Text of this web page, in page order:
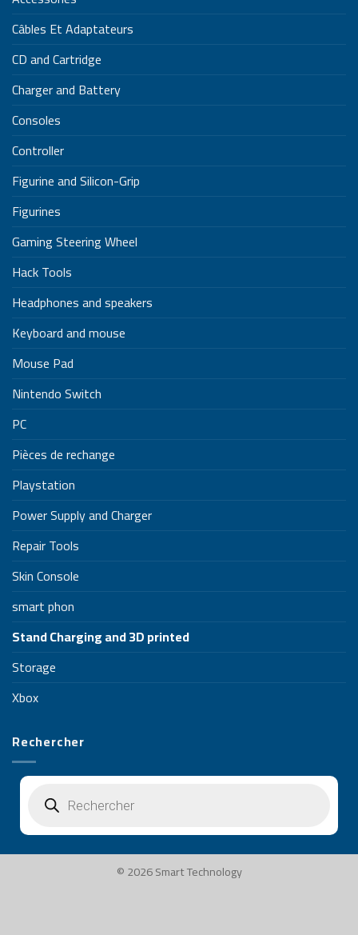
Câbles Et Adaptateurs
CD and Cartridge
Charger and Battery
Consoles
Controller
Figurine and Silicon-Grip
Figurines
Gaming Steering Wheel
Hack Tools
Headphones and speakers
Keyboard and mouse
Mouse Pad
Nintendo Switch
PC
Pièces de rechange
Playstation
Power Supply and Charger
Repair Tools
Skin Console
smart phon
Stand Charging and 3D printed
Storage
Xbox
Rechercher
produits
© 2026 Smart Technology